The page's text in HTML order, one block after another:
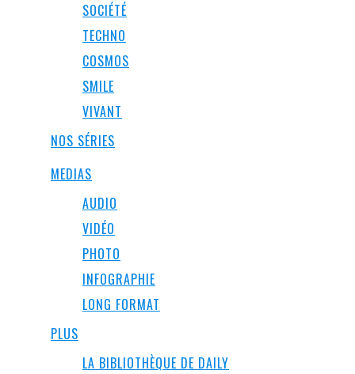
SOCIÉTÉ
TECHNO
COSMOS
SMILE
VIVANT
NOS SÉRIES
MEDIAS
AUDIO
VIDÉO
PHOTO
INFOGRAPHIE
LONG FORMAT
PLUS
LA BIBLIOTHÈQUE DE DAILY